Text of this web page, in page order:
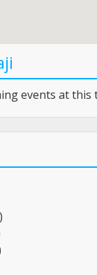
events at this